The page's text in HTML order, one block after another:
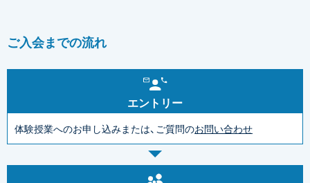
ご入会までの流れ
エントリー
体験授業へのお申し込みまたは、ご質問のお問い合わせ